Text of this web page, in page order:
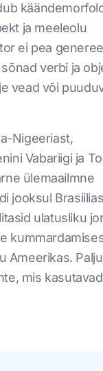
ja meeleolu
ei pea
verbi ja
vead või
Nigeeriast,
Vabariigi ja
ülemaailmne
jooksul
ulatusliku
Ameerikas.
mis